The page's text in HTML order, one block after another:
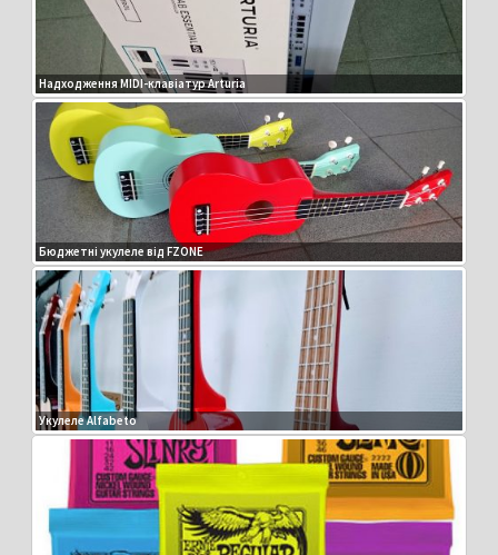
Надходження MIDI-клавіатур Arturia
Бюджетні укулеле від FZONE
Укулеле Alfabeto